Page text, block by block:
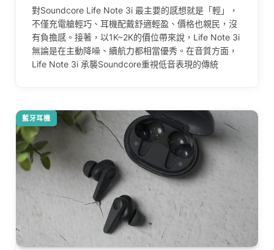
對Soundcore Life Note 3i 最主要的感想就是「輕」，
不僅充電艙輕巧、耳機配戴舒適輕盈、價格也親民，沒
有負擔感。接著，以1K~2K的價位帶來說，Life Note 3i
無論是在主動降噪、續航力都相當優秀。在音質方面，
Life Note 3i 承襲Soundcore重視低音表現的傳統
藍牙耳機